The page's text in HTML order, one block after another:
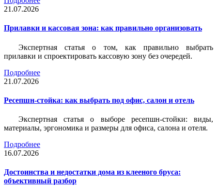
21.07.2026
Прилавки и кассовая зона: как правильно организовать
Экспертная статья о том, как правильно выбрать
прилавки и спроектировать кассовую зону без очередей.
Подробнее
21.07.2026
Ресепшн-стойка: как выбрать под офис, салон и отель
Экспертная статья о выборе ресепшн-стойки: виды,
материалы, эргономика и размеры для офиса, салона и отеля.
Подробнее
16.07.2026
Достоинства и недостатки дома из клееного бруса:
объективный разбор